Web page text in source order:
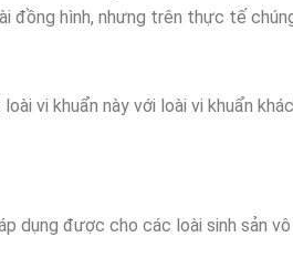
đồng hình, nhưng trên thực tế
vi khuẩn này với loài vi khuẩn
dụng được cho các loài sinh sản